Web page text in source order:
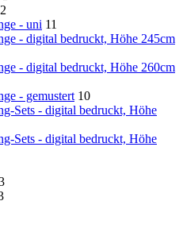
- uni 11
- digital bedruckt, Höhe 245cm
- digital bedruckt, Höhe 260cm
- gemustert 10
Sets - digital bedruckt, Höhe
Sets - digital bedruckt, Höhe